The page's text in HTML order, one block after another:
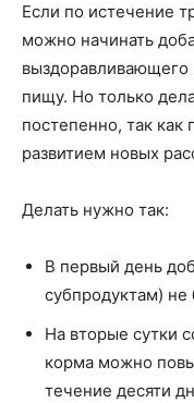
Если по истечение
можно начинать
пищу. Но только
постепенно, так как
развитием новых
Делать нужно так:
В первый день
субпродуктам) не
На вторые сутки
корма можно
течение десяти